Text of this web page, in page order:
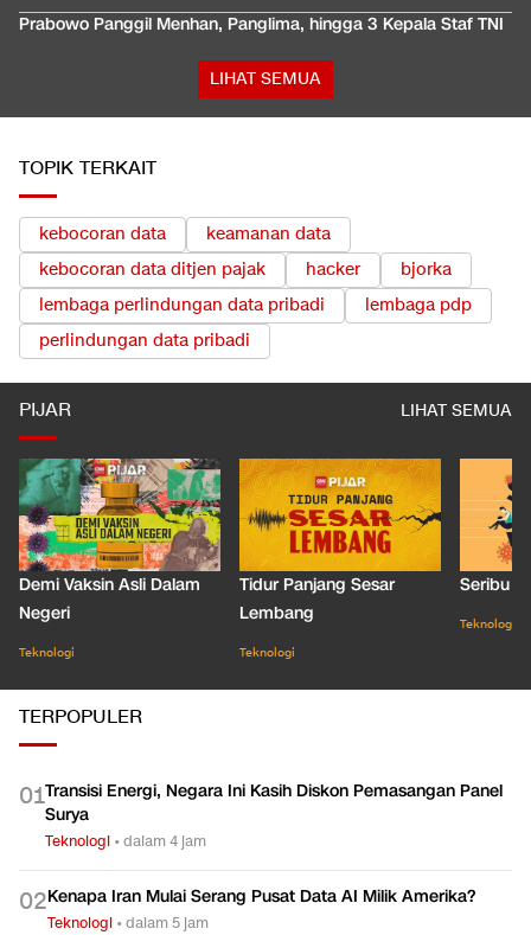
Prabowo Panggil Menhan, Panglima, hingga 3 Kepala Staf TNI
LIHAT SEMUA
TOPIK TERKAIT
kebocoran data
keamanan data
kebocoran data ditjen pajak
hacker
bjorka
lembaga perlindungan data pribadi
lembaga pdp
perlindungan data pribadi
PIJAR LIHAT SEMUA
Demi Vaksin Asli Dalam
Negeri
Teknologi
Tidur Panjang Sesar
Lembang
Teknologi
Seribu
Teknologi
TERPOPULER
01Transisi Energi, Negara Ini Kasih Diskon Pemasangan Panel
Surya
Teknologi •dalam 4 jam
02Kenapa Iran Mulai Serang Pusat Data AI Milik Amerika?
Teknologi •dalam 5 jam